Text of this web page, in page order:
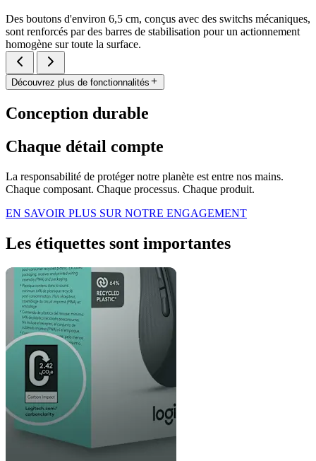
Des boutons d'environ 6,5 cm, conçus avec des switchs mécaniques,
sont renforcés par des barres de stabilisation pour un actionnement
homogène sur toute la surface.
Découvrez plus de fonctionnalités
Conception durable
Chaque détail compte
La responsabilité de protéger notre planète est entre nos mains.
Chaque composant. Chaque processus. Chaque produit.
EN SAVOIR PLUS SUR NOTRE ENGAGEMENT
Les étiquettes sont importantes